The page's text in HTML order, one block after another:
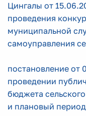
Цингалы от
проведения
муниципальной
самоуправления
постановление от
проведении
бюджета
и плановый